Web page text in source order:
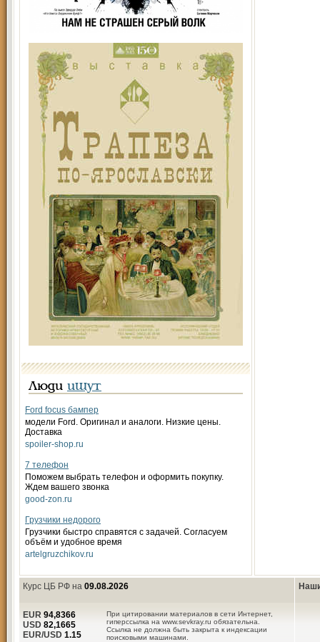
Люди ищут
Ford focus бампер
модели Ford. Оригинал и аналоги. Низкие цены.
Доставка
spoiler-shop.ru
7 телефон
Поможем выбрать телефон и оформить покупку.
Ждем вашего звонка
good-zon.ru
Грузчики недорого
Грузчики быстро справятся с задачей. Согласуем
объём и удобное время
artelgruzchikov.ru
Курс ЦБ РФ на 09.08.2026
При цитировании материалов в сети Интернет,
гиперссылка на www.sevkray.ru обязательна.
Ссылка не должна быть закрыта к индексации
поисковыми машинами.
EUR 94,8366
USD 82,1665
EUR/USD 1.15